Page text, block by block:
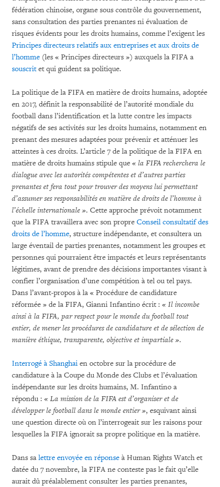
fédération chinoise, organe sous contrôle du gouvernement,
sans consultation des parties prenantes ni évaluation de
risques évidents pour les droits humains, comme l’exigent les
Principes directeurs relatifs aux entreprises et aux droits de
l’homme (les « Principes directeurs ») auxquels la FIFA a
souscritet qui guident sa politique.
La politique de la FIFA en matière de droits humains, adoptée
en 2017, définit la responsabilité de l’autorité mondiale du
football dans l’identification et la lutte contre les impacts
négatifs de ses activités sur les droits humains, notamment en
prenant des mesures adaptées pour prévenir et atténuer les
atteintes à ces droits. L’article 7 de la politique de la FIFA en
matière de droits humains stipule que « la FIFA recherchera le
dialogue avec les autorités compétentes et d’autres parties
prenantes et fera tout pour trouver des moyens lui permettant
d’assumer ses responsabilités en matière de droits de l’homme à
l’échelle internationale ». Cette approche prévoit notamment
que la FIFA travaillera avec son propre Conseil consultatif des
droits de l’homme, structure indépendante, et consultera un
large éventail de parties prenantes, notamment les groupes et
personnes qui pourraient être impactés et leurs représentants
légitimes, avant de prendre des décisions importantes visant à
confier l’organisation d’une compétition à tel ou tel pays.
Dans l’avant-propos à la « Procédure de candidature
réformée » de la FIFA, Gianni Infantino écrit : « Il incombe
ainsi à la FIFA, par respect pour le monde du football tout
entier, de mener les procédures de candidature et de sélection de
manière éthique, transparente, objective et impartiale ».
Interrogé à Shanghai en octobre sur la procédure de
candidature à la Coupe du Monde des Clubs et l’évaluation
indépendante sur les droits humains, M. Infantino a
répondu : « La mission de la FIFA est d’organiser et de
développer le football dans le monde entier », esquivant ainsi
une question directe où on l’interrogeait sur les raisons pour
lesquelles la FIFA ignorait sa propre politique en la matière.
Dans sa lettre envoyée en réponse à Human Rights Watch et
datée du 7 novembre, la FIFA ne conteste pas le fait qu’elle
aurait dû préalablement consulter les parties prenantes,